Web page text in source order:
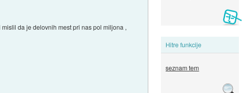
Hitre funkcije
seznam tem
da je delovnih mest pri nas pol miljona ,